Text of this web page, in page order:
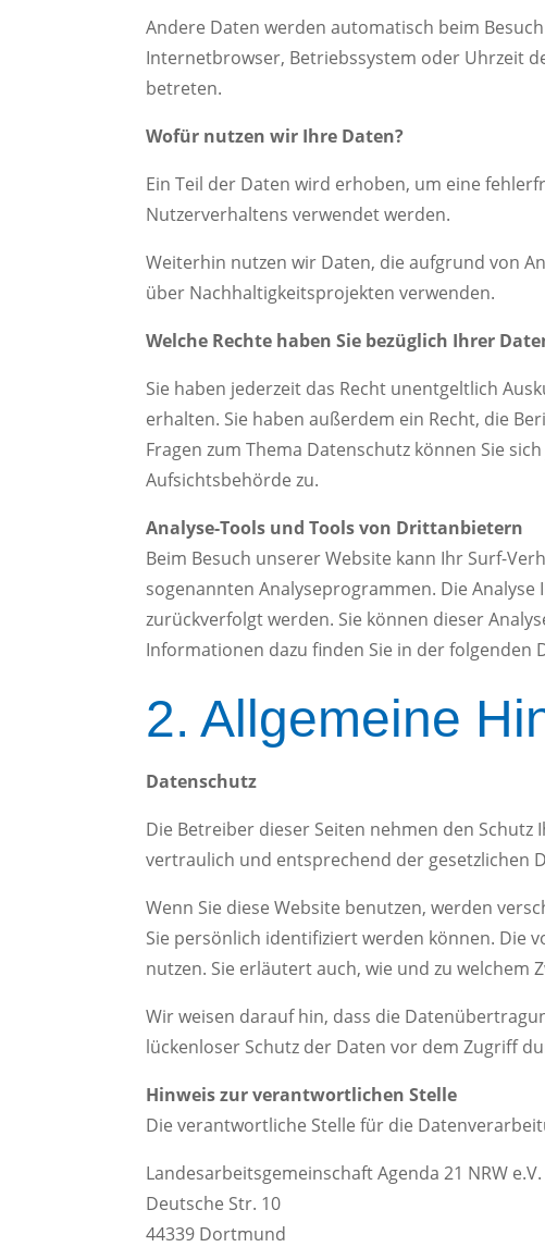
Andere Daten werden automatisch beim
Internetbrowser, Betriebssystem oder Uhrzeit
betreten.
Wofür nutzen wir Ihre Daten?
Ein Teil der Daten wird erhoben, um eine
Nutzerverhaltens verwendet werden.
Weiterhin nutzen wir Daten, die aufgrund von
über Nachhaltigkeitsprojekten verwenden.
Welche Rechte haben Sie bezüglich Ihrer
Sie haben jederzeit das Recht unentgeltlich
erhalten. Sie haben außerdem ein Recht, die
Fragen zum Thema Datenschutz können Sie
Aufsichtsbehörde zu.
Analyse-Tools und Tools von Drittanbietern
Beim Besuch unserer Website kann Ihr Surf-
sogenannten Analyseprogrammen. Die
zurückverfolgt werden. Sie können dieser
Informationen dazu finden Sie in der folgenden
2. Allgemeine
Datenschutz
Die Betreiber dieser Seiten nehmen den
vertraulich und entsprechend der gesetzlichen
Wenn Sie diese Website benutzen, werden
Sie persönlich identifiziert werden können. Die
nutzen. Sie erläutert auch, wie und zu welchem
Wir weisen darauf hin, dass die
lückenloser Schutz der Daten vor dem Zugriff
Hinweis zur verantwortlichen Stelle
Die verantwortliche Stelle für die
Landesarbeitsgemeinschaft Agenda 21 NRW e.V.
Deutsche Str. 10
44339 Dortmund